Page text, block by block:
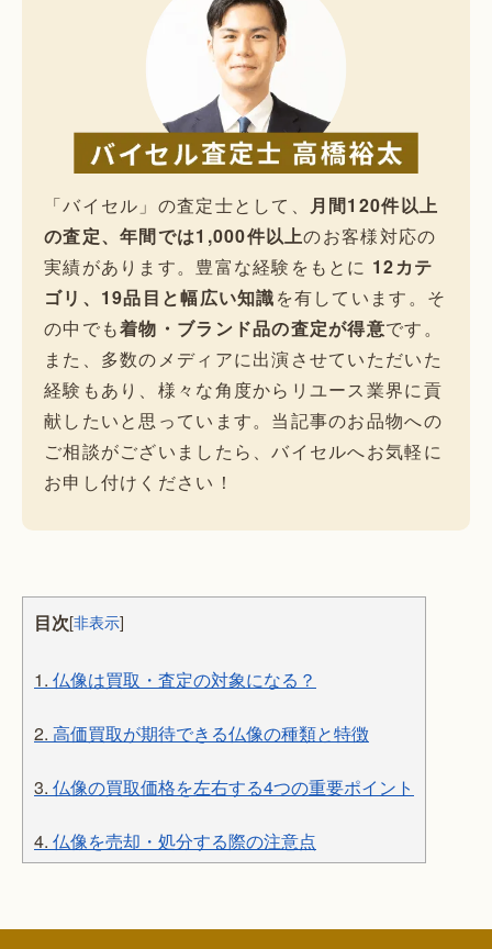
「バイセル」の査定士として、 月間120件以上
の査定、年間では1,000件以上のお客様対応の
実績があります。豊富な経験をもとに 12カテ
ゴリ、19品目と幅広い知識を有しています。そ
の中でも着物・ブランド品の査定が得意です。
また、多数のメディアに出演させていただいた
経験もあり、様々な角度からリユース業界に貢
献したいと思っています。当記事のお品物への
ご相談がございましたら、バイセルへお気軽に
お申し付けください！
目次[非表示]
1. 仏像は買取・査定の対象になる？
2. 高価買取が期待できる仏像の種類と特徴
3. 仏像の買取価格を左右する4つの重要ポイント
4. 仏像を売却・処分する際の注意点